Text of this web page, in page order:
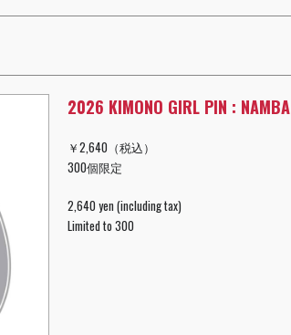
2026 KIMONO GIRL PIN : NAMBA
￥2,640（税込）
300個限定
2,640 yen (including tax)
Limited to 300